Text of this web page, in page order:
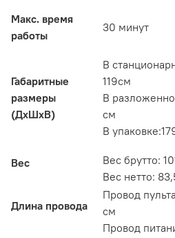
Макс. время
работы
30 минут
Габаритные
размеры
(ДxШxВ)
В
119см
В
см
В
Вес
Вес брутто:
Вес нетто:
Длина провода
Провод
см
Провод